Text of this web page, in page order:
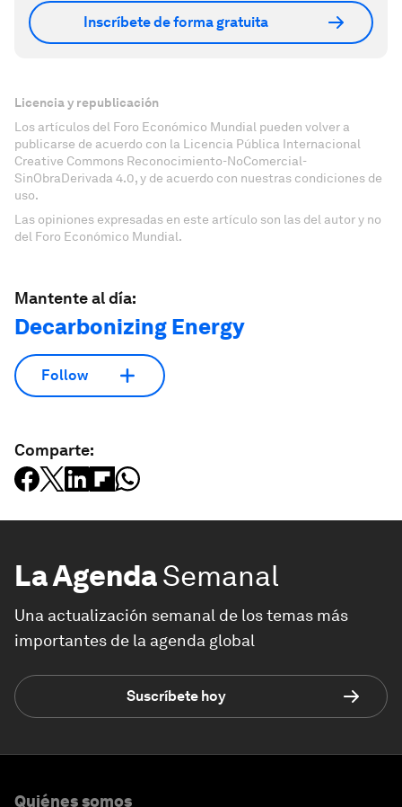
Inscríbete de forma gratuita
Licencia y republicación
Los artículos del Foro Económico Mundial pueden volver a
publicarse de acuerdo con la Licencia Pública Internacional
Creative Commons Reconocimiento-NoComercial-
SinObraDerivada 4.0, y de acuerdo con nuestras condiciones de
uso.
Las opiniones expresadas en este artículo son las del autor y no
del Foro Económico Mundial.
Mantente al día:
Decarbonizing Energy
Follow
Comparte:
La AgendaSemanal
Una actualización semanal de los temas más
importantes de la agenda global
Suscríbete hoy
Quiénes somos